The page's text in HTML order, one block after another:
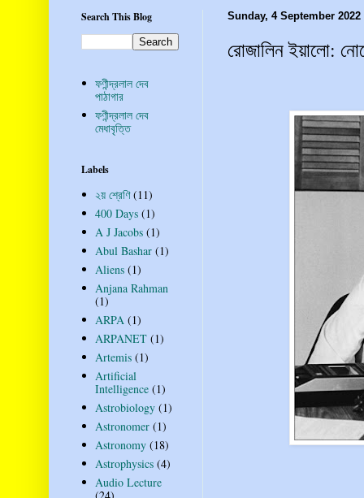
Sunday, 4 September 2022
রোজালিন ইয়ালো:
Search This Blog
ফণীন্দ্রলাল দেব
পাঠাগার
ফণীন্দ্রলাল দেব
মেধাবৃত্তি
Labels
২য় শ্রেণি (11)
400 Days (1)
A J Jacobs (1)
Abul Bashar (1)
Aliens (1)
Anjana Rahman
(1)
ARPA (1)
ARPANET (1)
Artemis (1)
Artificial
Intelligence (1)
Astrobiology (1)
Astronomer (1)
Astronomy (18)
Astrophysics (4)
Audio Lecture